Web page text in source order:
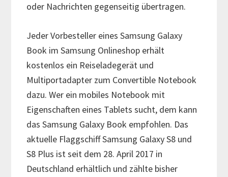
oder Nachrichten gegenseitig übertragen.
Jeder Vorbesteller eines Samsung Galaxy
Book im Samsung Onlineshop erhält
kostenlos ein Reiseladegerät und
Multiportadapter zum Convertible Notebook
dazu. Wer ein mobiles Notebook mit
Eigenschaften eines Tablets sucht, dem kann
das Samsung Galaxy Book empfohlen. Das
aktuelle Flaggschiff Samsung Galaxy S8 und
S8 Plus ist seit dem 28. April 2017 in
Deutschland erhältlich und zählte bisher